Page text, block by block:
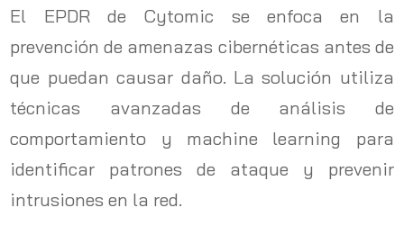
El EPDR de Cytomic se enfoca en la
prevención de amenazas cibernéticas antes de
que puedan causar daño. La solución utiliza
técnicas avanzadas de análisis de
comportamiento y machine learning para
identificar patrones de ataque y prevenir
intrusiones en la red.